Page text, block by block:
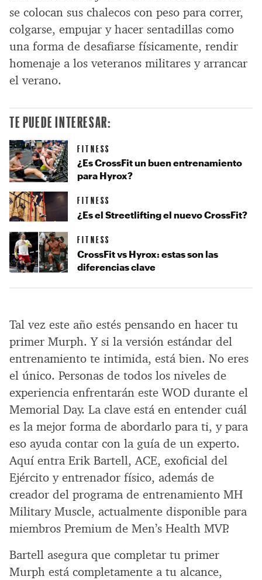
se colocan sus chalecos con peso para correr,
colgarse, empujar y hacer sentadillas como
una forma de desafiarse físicamente, rendir
homenaje a los veteranos militares y arrancar
el verano.
Tal vez este año estés pensando en hacer tu
primer Murph. Y si la versión estándar del
entrenamiento te intimida, está bien. No eres
el único. Personas de todos los niveles de
experiencia enfrentarán este WOD durante el
Memorial Day. La clave está en entender cuál
es la mejor forma de abordarlo para ti, y para
eso ayuda contar con la guía de un experto.
Aquí entra Erik Bartell, ACE, exoficial del
Ejército y entrenador físico, además de
creador del programa de entrenamiento MH
Military Muscle, actualmente disponible para
miembros Premium de Men’s Health MVP.
Bartell asegura que completar tu primer
Murph está completamente a tu alcance,
TE PUEDE INTERESAR:
FITNESS
¿Es CrossFit un buen entrenamiento
para Hyrox?
FITNESS
¿Es el Streetlifting el nuevo CrossFit?
FITNESS
CrossFit vs Hyrox: estas son las
diferencias clave